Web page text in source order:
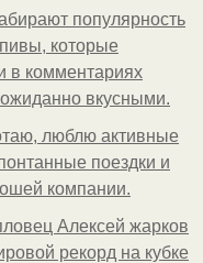
популярность
которые
в комментариях
вкусными.
люблю активные
поездки и
компании.
Алексей жарков
рекорд на кубке